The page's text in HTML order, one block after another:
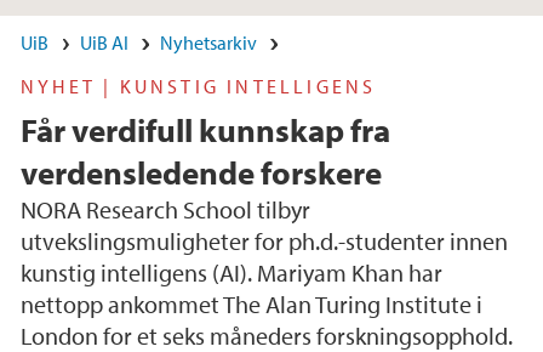
UiB UiB AI
Nyhetsarkiv
NYHET | KUNSTIG INTELLIGENS
Får verdifull kunnskap fra
verdensledende forskere
NORA Research School tilbyr
utvekslingsmuligheter for ph.d.-studenter innen
kunstig intelligens (AI). Mariyam Khan har
nettopp ankommet The Alan Turing Institute i
London for et seks måneders forskningsopphold.